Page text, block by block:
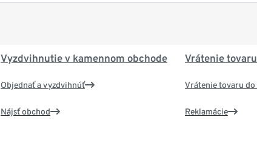
Vyzdvihnutie v kamennom obchode
Objednať a vyzdvihnúť
Nájsť obchod
Vrátenie
Vrátenie tovaru
Reklamácie